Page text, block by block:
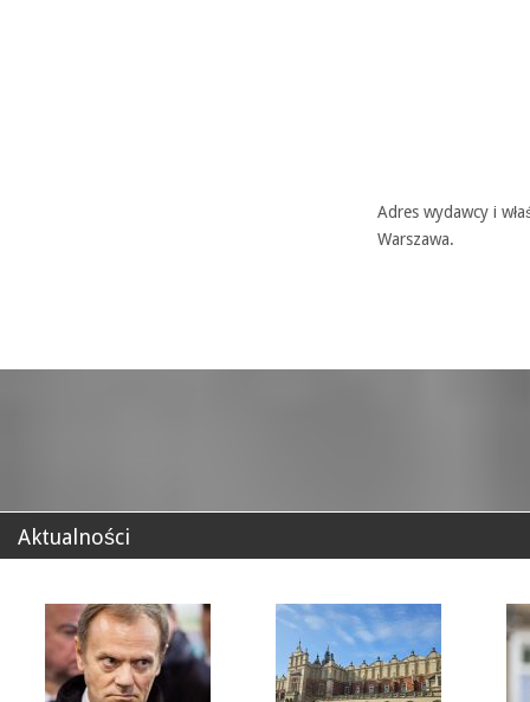
Adres wydawcy i
Warszawa.
Aktualności